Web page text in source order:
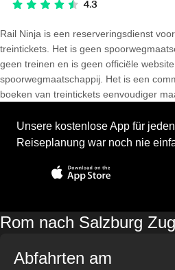
Rail Ninja is een reserveringsdienst
treintickets. Het is geen
geen treinen en is geen officiële
spoorwegmaatschappij. Het is een
boeken van treintickets eenvoudiger
Unsere kostenlose App für
Reiseplanung war noch nie
Rom nach Salzburg
Abfahrten am